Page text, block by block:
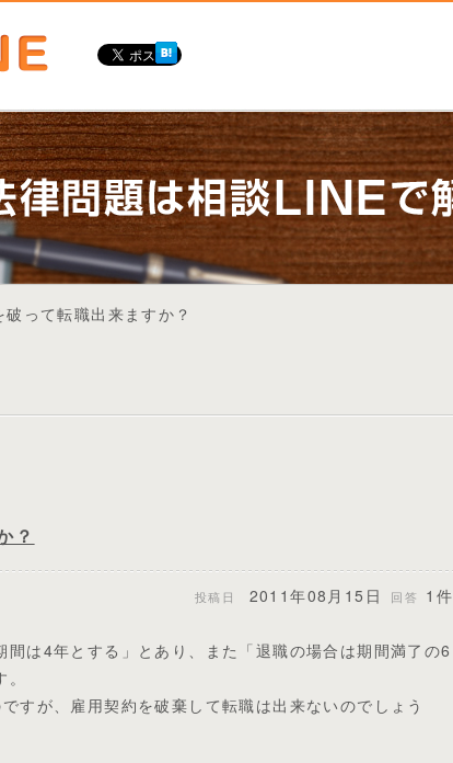
って転職出来ますか？
？
投稿日 2011年08月15日 回答
1件
間は4年とする」とあり、また「退職の場合は期間満了の6
すが、雇用契約を破棄して転職は出来ないのでしょう